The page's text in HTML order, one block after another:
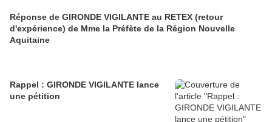
Réponse de GIRONDE VIGILANTE au RETEX (retour
d'expérience) de Mme la Préfète de la Région Nouvelle
Aquitaine
Rappel : GIRONDE VIGILANTE lance
une pétition